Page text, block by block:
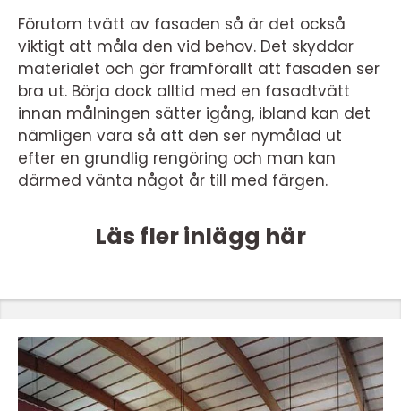
Förutom tvätt av fasaden så är det också
viktigt att måla den vid behov. Det skyddar
materialet och gör framförallt att fasaden ser
bra ut. Börja dock alltid med en fasadtvätt
innan målningen sätter igång, ibland kan det
nämligen vara så att den ser nymålad ut
efter en grundlig rengöring och man kan
därmed vänta något år till med färgen.
Läs fler inlägg här